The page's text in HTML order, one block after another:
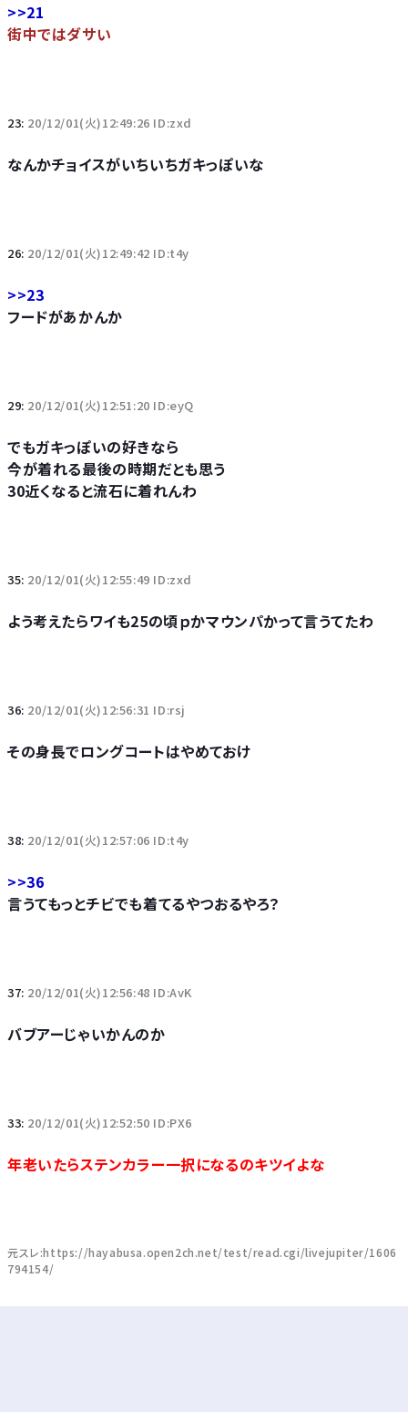
>>21
街中ではダサい
23: 20/12/01(火)12:49:26 ID:zxd
なんかチョイスがいちいちガキっぽいな
26: 20/12/01(火)12:49:42 ID:t4y
>>23
フードがあかんか
29: 20/12/01(火)12:51:20 ID:eyQ
でもガキっぽいの好きなら
今が着れる最後の時期だとも思う
30近くなると流石に着れんわ
35: 20/12/01(火)12:55:49 ID:zxd
よう考えたらワイも25の頃ｐかマウンパかって言うてたわ
36: 20/12/01(火)12:56:31 ID:rsj
その身長でロングコートはやめておけ
38: 20/12/01(火)12:57:06 ID:t4y
>>36
言うてもっとチビでも着てるやつおるやろ？
37: 20/12/01(火)12:56:48 ID:AvK
バブアーじゃいかんのか
33: 20/12/01(火)12:52:50 ID:PX6
年老いたらステンカラー一択になるのキツイよな
元スレ:https://hayabusa.open2ch.net/test/read.cgi/livejupiter/1606
794154/